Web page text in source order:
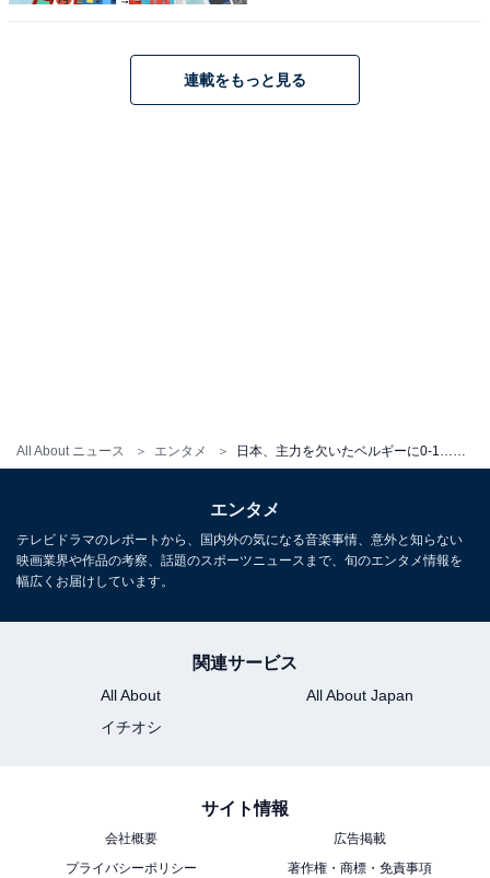
All About ニュース エンタメ
決勝トーナメントへ勝ち上がるには、少なくとも勝点4
世界における現在地を確認する機会だった今回の2試合
は、ロシアＷ杯で厳しい戦いが待ち受けていることをは
想像よりもさらにシビアだった。
ロシアW杯で、日本は何を目指すのか？
た戦い方を目指している。
連載をもっと見る
エンタメ
テレビドラマのレポートから、国内外の気になる音楽事情、意外と知らない
映画業界や作品の考察、話題のスポーツニュースまで、旬のエンタメ情報を
幅広くお届けしています。
関連サービス
All About
All About Japan
イチオシ
サイト情報
会社概要
広告掲載
プライバシーポリシー
著作権・商標・免責事項